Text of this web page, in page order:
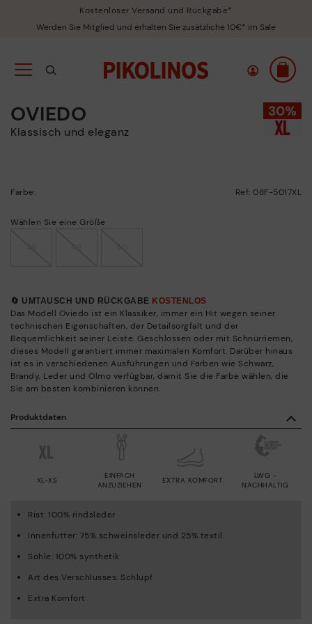
Kostenloser Versand und Rückgabe*
Werden Sie Mitglied und erhalten Sie zusätzliche 10€* im Sale
OVIEDO
Klassisch und eleganz
Farbe: Ref: 08F-5017XL
Wählen Sie eine Größe
🔄 UMTAUSCH UND RÜCKGABE KOSTENLOS
Das Modell Oviedo ist ein Klassiker, immer ein Hit wegen seiner
technischen Eigenschaften, der Detailsorgfalt und der
Bequemlichkeit seiner Leiste. Geschlossen oder mit Schnürriemen,
dieses Modell garantiert immer maximalen Komfort. Darüber hinaus
ist es in verschiedenen Ausführungen und Farben wie Schwarz,
Brandy, Leder und Olmo verfügbar, damit Sie die Farbe wählen, die
Sie am besten kombinieren können.
Produktdaten
EINFACH
ANZUZIEHEN
EXTRA KOMFORT
LWG -
NACHHALTIG
XL-XS
Rist: 100% rindsleder
Innenfutter: 75% schweinsleder und 25% textil
Sohle: 100% synthetik
Art des Verschlusses: Schlupf
Extra Komfort